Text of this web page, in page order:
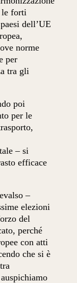
le forti
dell’UE
norme
per
tra gli
poi
per le
– si
efficace
–
elezioni
del
perché
con atti
che si è